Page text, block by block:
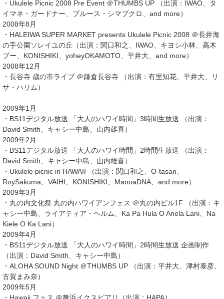
・Ukulele Picnic 2008 Pre Event ＠THUMBS UP （出演：IWAO、タ
イマネ・ガードナー、ブルース・シマブクロ、and more）
2008年8月
・HALEIWA SUPER MARKET presents Ukulele Picnic 2008 ＠長井海
の手公園ソレイユの丘（出演：関口和之、IWAO、キヨシ小林、高木
ブー、KONISHIKI、yoheyOKAMOTO、平井大、and more）
2008年12月
・長谷寺 歳の市ライブ ＠鎌倉長谷寺 （出演：有里知花、平井大、リ
サ・ハリム）
2009年1月
・BS11デジタル放送 「大人のハワイ時間」3時間生放送 （出演：
David Smith、キャシー中島、山内雄喜）
2009年2月
・BS11デジタル放送 「大人のハワイ時間」2時間生放送 （出演：
David Smith、キャシー中島、山内雄喜）
・Ukulele picnic in HAWAII （出演：関口和之、O-tasan、
RoySakuma、VAIHI、KONISHIKI、ManoaDNA、and more）
2009年3月
・丸の内文化祭 丸の内ハワイアンフェス ＠丸の内ビル1F （出演：キ
ャシー中島、ライアティア・ヘルム、Ka Pa Hula O Anela Lani、Na
Kiele O Ka Lani）
2009年4月
・BS11デジタル放送 「大人のハワイ時間」2時間生放送 企画制作
（出演：David Smith、キャシー中島）
・ALOHA SOUND Night ＠THUMBS UP （出演：平井大、津村泰彦、
古賀まみ奈）
2009年5月